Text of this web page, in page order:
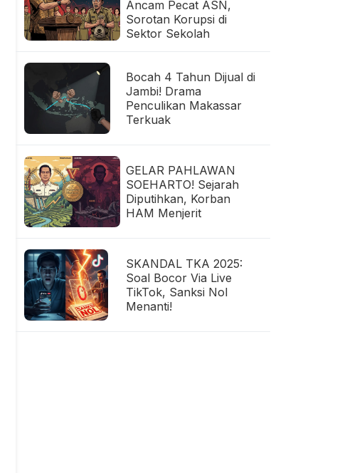
Ancam Pecat ASN,
Sorotan Korupsi di
Sektor Sekolah
Bocah 4 Tahun Dijual di
Jambi! Drama
Penculikan Makassar
Terkuak
GELAR PAHLAWAN
SOEHARTO! Sejarah
Diputihkan, Korban
HAM Menjerit
SKANDAL TKA 2025:
Soal Bocor Via Live
TikTok, Sanksi Nol
Menanti!